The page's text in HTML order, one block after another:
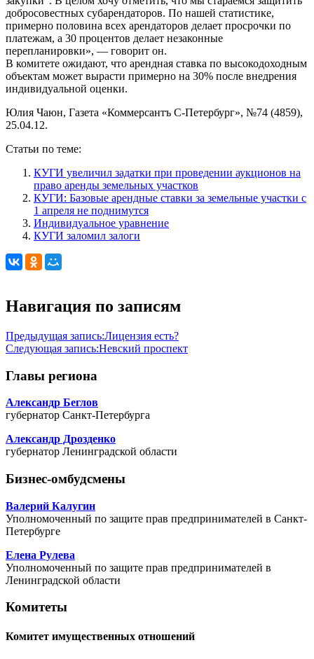
добросовестных субарендаторов. По нашей статистике,
примерно половина всех арендаторов делает просрочки по
платежам, а 30 процентов делает незаконные
перепланировки», — говорит он.
В комитете ожидают, что арендная ставка по высокодоходным
объектам может вырасти примерно на 30% после внедрения
индивидуальной оценки.
Юлия Чаюн, Газета «Коммерсантъ С-Петербург», №74 (4859),
25.04.12.
Статьи по теме:
КУГИ увеличил задатки при проведении аукционов на
право аренды земельных участков
КУГИ: Базовые арендные ставки за земельные участки с
1 апреля не поднимутся
Индивидуальное уравнение
КУГИ заломил залоги
Навигация по записям
Предыдущая запись:Лицензия есть?
Следующая запись:Невский проспект
Главы региона
Александр Беглов
губернатор Санкт-Петербурга
Александр Дрозденко
губернатор Ленинградской области
Бизнес-омбудсмены
Валерий Калугин
Уполномоченный по защите прав предпринимателей в Санкт-
Петербурге
Елена Рулева
Уполномоченный по защите прав предпринимателей в
Ленинградской области
Комитеты
Комитет имущественных отношений